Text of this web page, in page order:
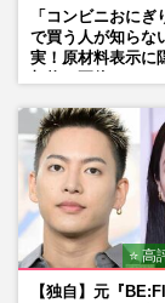
「コンビニおにぎ
で買う人が知らな
実！原材料表示に
⭐ 高
【独自】元『